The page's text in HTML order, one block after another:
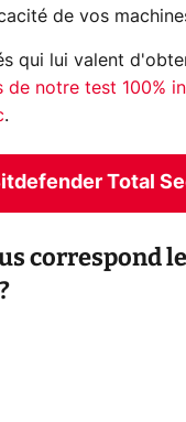
de vos
qui lui valent
de notre test 100%
.
Total
correspond